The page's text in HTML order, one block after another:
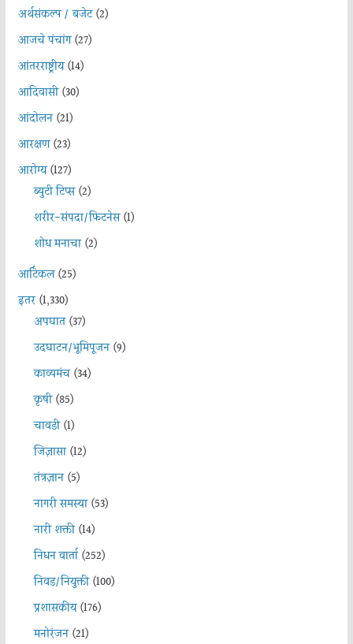
अर्थसंकल्प / बजेट(2)
आजचे पंचांग(27)
आंतरराष्ट्रीय(14)
आदिवासी(30)
आंदोलन(21)
आरक्षण(23)
आरोग्य(127)
ब्युटी टिप्स(2)
शरीर-संपदा/फिटनेस(1)
शोध मनाचा(2)
आर्टिकल(25)
इतर(1,330)
अपघात(37)
उदघाटन/भूमिपूजन(9)
काव्यमंच(34)
कृषी(85)
चावडी(1)
जिज्ञासा(12)
तंत्रज्ञान(5)
नागरी समस्या(53)
नारी शक्ती(14)
निधन वार्ता(252)
निवड/नियुक्ती(100)
प्रशासकीय(176)
मनोरंजन(21)